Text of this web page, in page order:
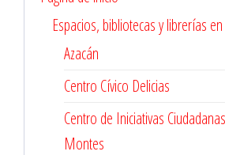
Espacios, bibliotecas y librerías
Azacán
Centro Cívico Delicias
Centro de Iniciativas
Montes